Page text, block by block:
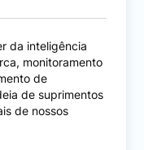
da inteligência
monitoramento
de
de suprimentos
de nossos